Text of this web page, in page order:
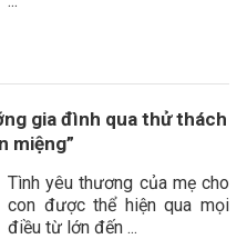
gia đình qua thử thách
miệng”
Tình yêu thương của mẹ cho
con được thể hiện qua mọi
điều từ lớn đến ...